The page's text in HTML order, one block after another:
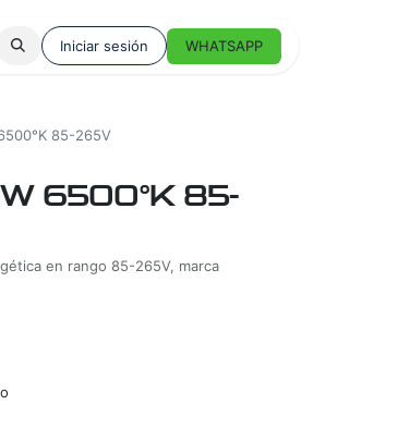
Iniciar sesión WHATSAPP
85-265V
6500°K 85-
en rango 85-265V, marca